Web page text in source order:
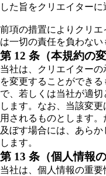
した旨をクリエイターに
前項の措置によりクリ
は一切の責任を負わない
第 12 条（本規約の変
当社は、クリエイター
を変更することができ
で、若しくは当社が適
します。なお、当該変
用されるものとします
及ぼす場合には、あら
します。
第 13 条（個人情報の
当社は、個人情報の重